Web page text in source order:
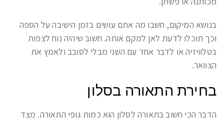
בנושא המיקום, חשבו מה אתם עושים בזמן הישיבה על הספה
וכך תוכלו לדעת לאן למקם אותה. חשוב שיהיה נוח לצפות
בטלוויזיה או לדבר אחד עם השני מבלי לסובב ולאמץ את
הצוואר.
בחירת התאורה בסלון
הדבר הכי חשוב בתאורה לסלון הוא כמות גופי התאורה. מצד